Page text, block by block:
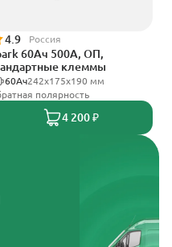
4.9 Россия
60Ач 500А, ОП,
клеммы
242х175х190 мм
60Ач
полярность
4 200 ₽